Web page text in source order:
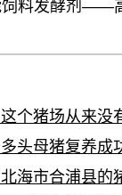
料发酵剂——
这个猪场从来
头母猪复养成
海市合浦县的